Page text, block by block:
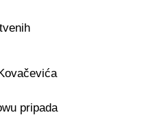
pripada